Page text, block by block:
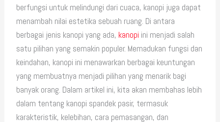
berfungsi untuk melindungi dari cuaca, kanopi juga dapat
menambah nilai estetika sebuah ruang. Di antara
berbagai jenis kanopi yang ada,kanopi ini menjadi salah
satu pilihan yang semakin populer. Memadukan fungsi dan
keindahan, kanopi ini menawarkan berbagai keuntungan
yang membuatnya menjadi pilihan yang menarik bagi
banyak orang. Dalam artikel ini, kita akan membahas lebih
dalam tentang kanopi spandek pasir, termasuk
karakteristik, kelebihan, cara pemasangan, dan